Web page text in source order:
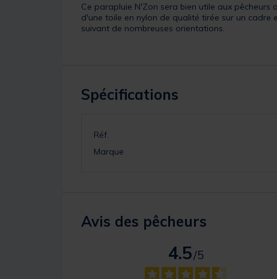
Ce parapluie N'Zon sera bien utile aux
d'une toile en nylon de qualité tirée sur un
suivant de nombreuses orientations.
Spécifications
Réf.
Marque
Avis des pêcheurs
4.5
/5